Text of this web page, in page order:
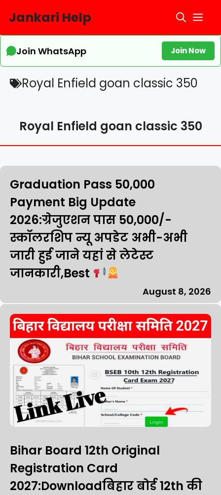
Jankari Help
Join WhatsApp Join Now
Royal Enfield goan classic 350
Royal Enfield goan classic 350
Graduation Pass 50,000
Payment Big Update
2026:ग्रेजुएशन पास ₹50,000/-
स्कॉलरशिप न्यू अपडेट अभी-अभी
जारी हुई जाने यहां से लेटेस्ट
जानकारी,Best
August 8, 2026
Bihar Board 12th Original
Registration Card
2027:Downloadबिहार बोर्ड 12th की